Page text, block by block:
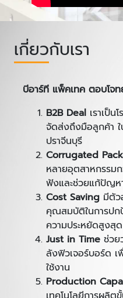
เกี่ยวกับเรา
บีอาร์ที แพ็คเทค ตอบโ
B2B Deal เราเป็
จัดส่งถึงมือลูกค้า ใ
ปราจีนบุรี
Corrugated
หลายอุตสาหกรรม
ฟังและช่วยแก้ปัญห
Cost Saving มีตั
คุณสมบัติในการปก
ความประหยัดสูงสุด
Just in Time ช่วย
ลังฟิวเจอร์บอร์ด
ใช้งาน
Production